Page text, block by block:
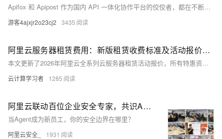
Apifox 和 Apipost 作为国内 API 一体化协作平台的佼佼者，都在不断进化，力求为用户提供更全面的解决方案。本文将聚焦“2025 版”，基于两款工具截至 2024 年末至 2025 年中旬的预期功能和行业发展趋势，进行一次全方位、深度的功能对比，旨在为开发者、测试工程师、产品经理及技术决策者在选型时提供有价值的参考。
游客4ajxjr2o23cj2 3435
阿里云服务器租赁费用：新版租赁收费标准及活动报价参考
本文更新了2026年阿里云全系列云服务器租赁活动报价，所有特惠资源均可前往阿里云活动中心选购，整体覆盖从个人入门到企业级高性能场景的全梯度需求。其中轻量应用服务器主打极致性价比，2核2G峰值200M带宽配置每日10点、15点限时抢购价仅38元/年，2核4G配置379元/年起；高性价比的经济型e实例、通用算力型u2i实例覆盖2核4G至4核32G全档位，适配开发测试与中小型企业业务；搭载英特尔至强6处理器的第九代c9i企业级实例算力较上代提升20%，支撑高并发生产环境，不同实例规格价差清晰，用户可根据自身业务负载与预算灵活选型。
云计算学习者 1285
阿里云联动百位企业安全专家，共识Agent防御最佳实践
当Agent成为新员工，你的安全边界在哪里？
阿里云安全_ 1931